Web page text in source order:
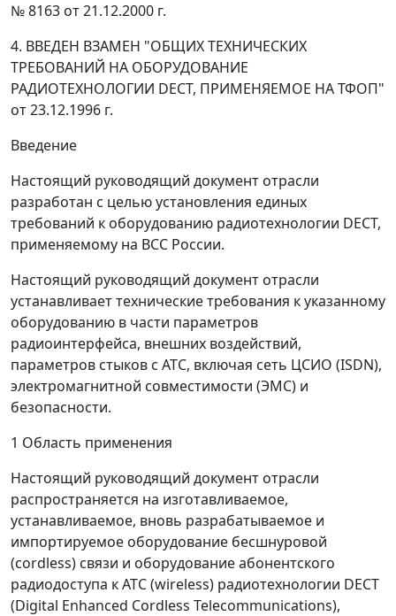
№ 8163 от 21.12.2000 г.
4. ВВЕДЕН ВЗАМЕН "ОБЩИХ ТЕХНИЧЕСКИХ
ТРЕБОВАНИЙ НА ОБОРУДОВАНИЕ
РАДИОТЕХНОЛОГИИ DECT, ПРИМЕНЯЕМОЕ НА ТФОП"
от 23.12.1996 г.
Введение
Настоящий руководящий документ отрасли
разработан с целью установления единых
требований к оборудованию радиотехнологии DECT,
применяемому на ВСС России.
Настоящий руководящий документ отрасли
устанавливает технические требования к указанному
оборудованию в части параметров
радиоинтерфейса, внешних воздействий,
параметров стыков с АТС, включая сеть ЦСИО (ISDN),
электромагнитной совместимости (ЭМС) и
безопасности.
1 Область применения
Настоящий руководящий документ отрасли
распространяется на изготавливаемое,
устанавливаемое, вновь разрабатываемое и
импортируемое оборудование бесшнуровой
(cordless) связи и оборудование абонентского
радиодоступа к АТС (wireless) радиотехнологии DECT
(Digital Enhanced Cordless Telecommunications),